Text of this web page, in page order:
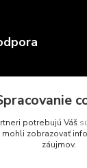
- 16.00
potrebujú Váš
zobrazovať
záujmov.